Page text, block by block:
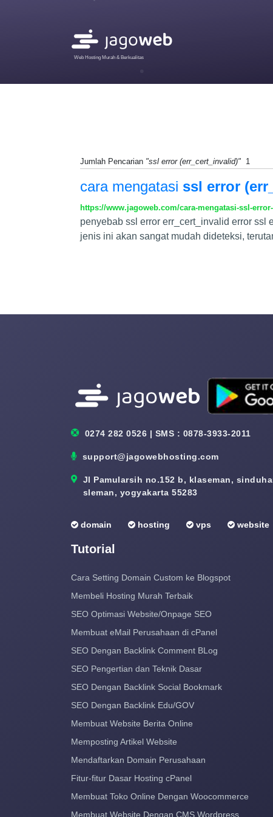
Web Hosting Murah & Berkualitas
Jumlah Pencarian "ssl error (err_cert_invalid)" 1
cara mengatasi ssl error
https://www.jagoweb.com/cara-mengatasi-ssl-
penyebab ssl error err_cert_invalid error ssl
jenis ini akan sangat mudah dideteksi,
0274 282 0526 | SMS : 0878-3933-2011
support@jagowebhosting.com
Jl Pamularsih no.152 b, klaseman,
sleman, yogyakarta 55283
domain hosting vps website
Tutorial
Cara Setting Domain Custom ke Blogspot
Membeli Hosting Murah Terbaik
SEO Optimasi Website/Onpage SEO
Membuat eMail Perusahaan di cPanel
SEO Dengan Backlink Comment BLog
SEO Pengertian dan Teknik Dasar
SEO Dengan Backlink Social Bookmark
SEO Dengan Backlink Edu/GOV
Membuat Website Berita Online
Memposting Artikel Website
Mendaftarkan Domain Perusahaan
Fitur-fitur Dasar Hosting cPanel
Membuat Toko Online Dengan Woocommerce
Membuat Website Dengan CMS Wordpress